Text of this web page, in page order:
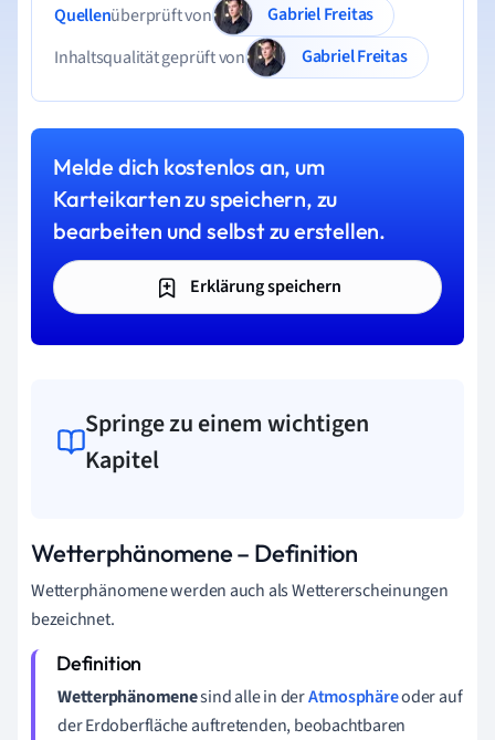
Quellenüberprüft von
Gabriel Freitas
Inhaltsqualität geprüft von
Gabriel Freitas
Melde dich kostenlos an, um
Karteikarten zu speichern, zu
bearbeiten und selbst zu erstellen.
Erklärung speichern
Springe zu einem wichtigen
Kapitel
Wetterphänomene – Definition
Wetterphänomene werden auch als Wettererscheinungen
bezeichnet.
Wetterphänomenesind alle in derAtmosphäreoder auf
der Erdoberfläche auftretenden, beobachtbaren